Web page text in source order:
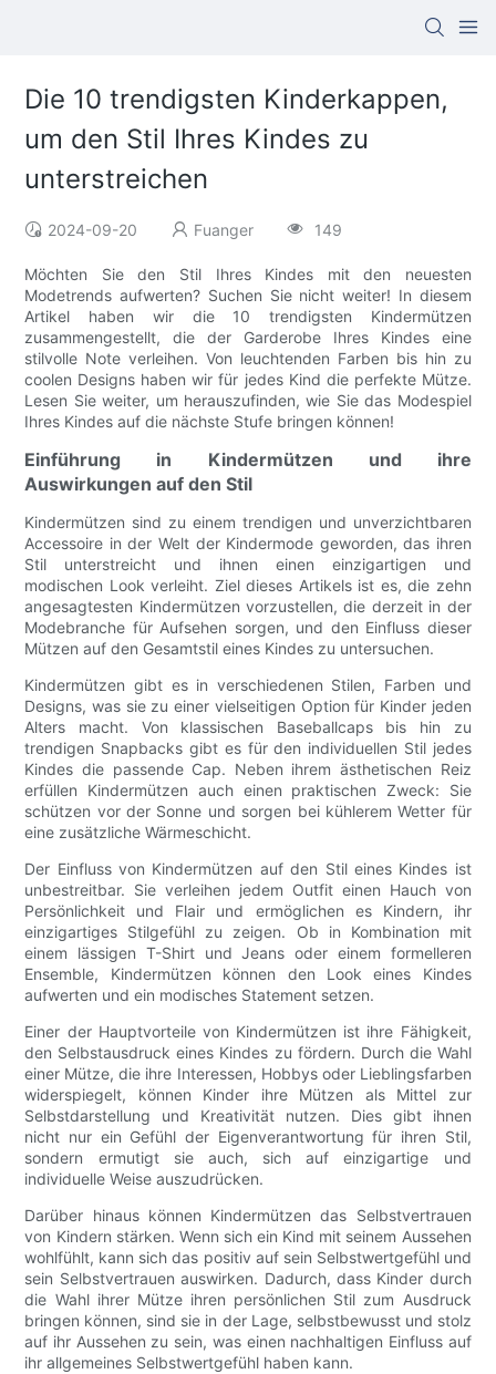
Die 10 trendigsten Kinderkappen,
um den Stil Ihres Kindes zu
unterstreichen
2024-09-20 Fuanger 149
Möchten Sie den Stil Ihres Kindes mit den neuesten
Modetrends aufwerten? Suchen Sie nicht weiter! In diesem
Artikel haben wir die 10 trendigsten Kindermützen
zusammengestellt, die der Garderobe Ihres Kindes eine
stilvolle Note verleihen. Von leuchtenden Farben bis hin zu
coolen Designs haben wir für jedes Kind die perfekte Mütze.
Lesen Sie weiter, um herauszufinden, wie Sie das Modespiel
Ihres Kindes auf die nächste Stufe bringen können!
Einführung in Kindermützen und ihre
Auswirkungen auf den Stil
Kindermützen sind zu einem trendigen und unverzichtbaren
Accessoire in der Welt der Kindermode geworden, das ihren
Stil unterstreicht und ihnen einen einzigartigen und
modischen Look verleiht. Ziel dieses Artikels ist es, die zehn
angesagtesten Kindermützen vorzustellen, die derzeit in der
Modebranche für Aufsehen sorgen, und den Einfluss dieser
Mützen auf den Gesamtstil eines Kindes zu untersuchen.
Kindermützen gibt es in verschiedenen Stilen, Farben und
Designs, was sie zu einer vielseitigen Option für Kinder jeden
Alters macht. Von klassischen Baseballcaps bis hin zu
trendigen Snapbacks gibt es für den individuellen Stil jedes
Kindes die passende Cap. Neben ihrem ästhetischen Reiz
erfüllen Kindermützen auch einen praktischen Zweck: Sie
schützen vor der Sonne und sorgen bei kühlerem Wetter für
eine zusätzliche Wärmeschicht.
Der Einfluss von Kindermützen auf den Stil eines Kindes ist
unbestreitbar. Sie verleihen jedem Outfit einen Hauch von
Persönlichkeit und Flair und ermöglichen es Kindern, ihr
einzigartiges Stilgefühl zu zeigen. Ob in Kombination mit
einem lässigen T-Shirt und Jeans oder einem formelleren
Ensemble, Kindermützen können den Look eines Kindes
aufwerten und ein modisches Statement setzen.
Einer der Hauptvorteile von Kindermützen ist ihre Fähigkeit,
den Selbstausdruck eines Kindes zu fördern. Durch die Wahl
einer Mütze, die ihre Interessen, Hobbys oder Lieblingsfarben
widerspiegelt, können Kinder ihre Mützen als Mittel zur
Selbstdarstellung und Kreativität nutzen. Dies gibt ihnen
nicht nur ein Gefühl der Eigenverantwortung für ihren Stil,
sondern ermutigt sie auch, sich auf einzigartige und
individuelle Weise auszudrücken.
Darüber hinaus können Kindermützen das Selbstvertrauen
von Kindern stärken. Wenn sich ein Kind mit seinem Aussehen
wohlfühlt, kann sich das positiv auf sein Selbstwertgefühl und
sein Selbstvertrauen auswirken. Dadurch, dass Kinder durch
die Wahl ihrer Mütze ihren persönlichen Stil zum Ausdruck
bringen können, sind sie in der Lage, selbstbewusst und stolz
auf ihr Aussehen zu sein, was einen nachhaltigen Einfluss auf
ihr allgemeines Selbstwertgefühl haben kann.